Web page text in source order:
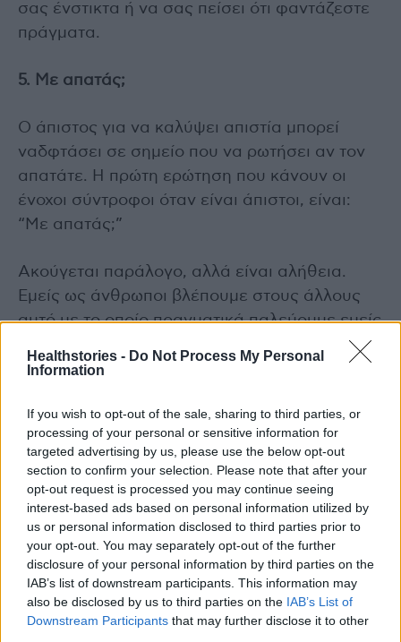
Healthstories - Do Not Process My Personal
Information
If you wish to opt-out of the sale, sharing to third parties, or
processing of your personal or sensitive information for
targeted advertising by us, please use the below opt-out
section to confirm your selection. Please note that after your
opt-out request is processed you may continue seeing
interest-based ads based on personal information utilized by
us or personal information disclosed to third parties prior to
your opt-out. You may separately opt-out of the further
disclosure of your personal information by third parties on the
IAB’s list of downstream participants. This information may
also be disclosed by us to third parties on the IAB’s List of
Downstream Participants that may further disclose it to other
σας ένστικτα ή να σας πείσει ότι φαντάζεστε
πράγματα.
5. Με απατάς;
Ο άπιστος για να καλύψει απιστία μπορεί
ναδφτάσει σε σημείο που να ρωτήσει αν τον
απατάτε. Η πρώτη ερώτηση που κάνουν οι
ένοχοι σύντροφοι όταν είναι άπιστοι, είναι:
“Με απατάς;”
Ακούγεται παράλογο, αλλά είναι αλήθεια.
Εμείς ως άνθρωποι βλέπουμε στους άλλους
αυτό με το οποίο πραγματικά παλεύουμε εμείς
οι ίδιοι. Εάν ο σύντροφός σας σας κατηγορεί
συνεχώς ότι τους απατάτε, μπορεί στην
Διαβάστε επίσης
Φόβοι και φοβίες στα παιδιά: Πώς μπορούν να
βοηθήσουν οι γονείς;
Καφές με λεμόνι το πρωί για απώλεια βάρους;
Τι λένει οι ειδικοί για την νέα τάση που
κατακλύζει το TikTok